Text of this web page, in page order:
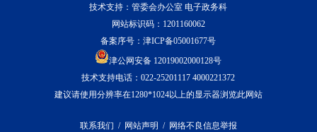
技术支持：管委会办公室 电子政务科
网站标识码：1201160062
备案序号：津ICP备05001677号
津公网安备 12019002000128号
技术支持电话：022-25201117 4000221372
建议请使用分辨率在1280*1024以上的显示器浏览此网站
联系我们 / 网站声明 / 网络不良信息举报